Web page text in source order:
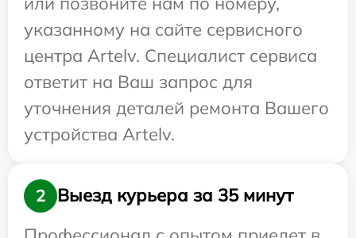
указанному на сайте сервисного
центра Artelv. Специалист сервиса
ответит на Ваш запрос для
уточнения деталей ремонта Вашего
устройства Artelv.
2
Выезд курьера за 35 минут